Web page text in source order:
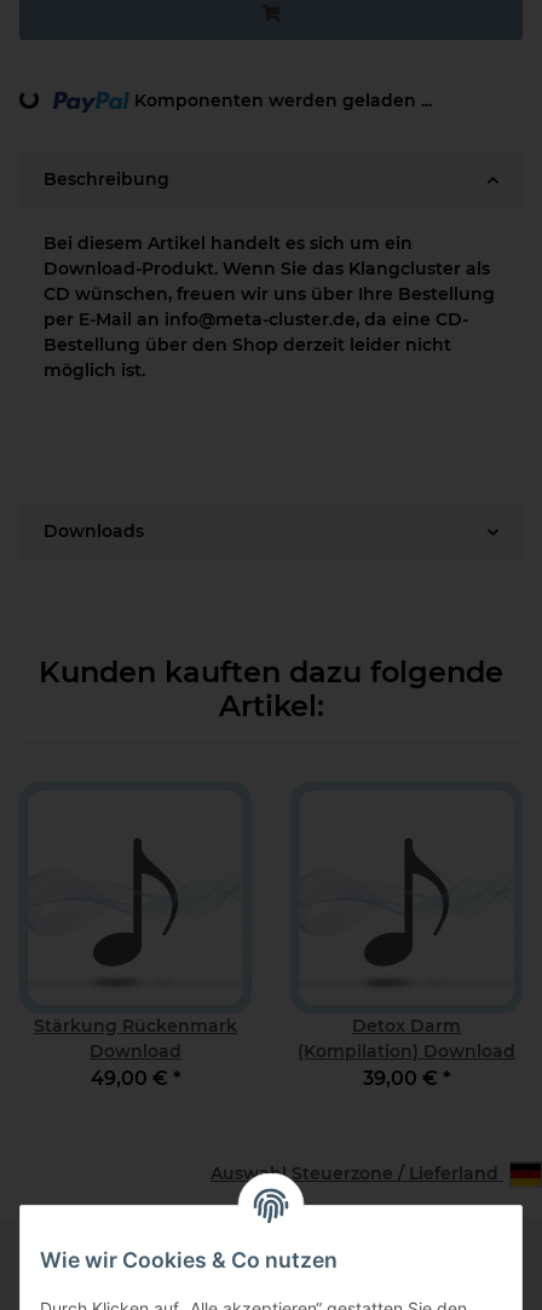
Loading... Komponenten werden geladen ...
Beschreibung
Bei diesem Artikel handelt es sich um ein
Download-Produkt. Wenn Sie das Klangcluster als
CD wünschen, freuen wir uns über Ihre Bestellung
per E-Mail an info@meta-cluster.de, da eine CD-
Bestellung über den Shop derzeit leider nicht
möglich ist.
Downloads
Kunden kauften dazu folgende
Artikel:
Stärkung Rückenmark
Download
49,00 € *
Detox Darm
(Kompilation) Download
39,00 € *
Auswahl Steuerzone / Lieferland
Wie wir Cookies & Co nutzen